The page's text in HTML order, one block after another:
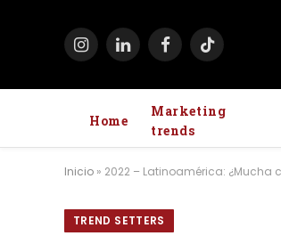
InstagramLinkedInFacebook
TikTok
Home
Marketing
trends
Inicio » 2022 – Latinoamérica:
TREND SETTERS